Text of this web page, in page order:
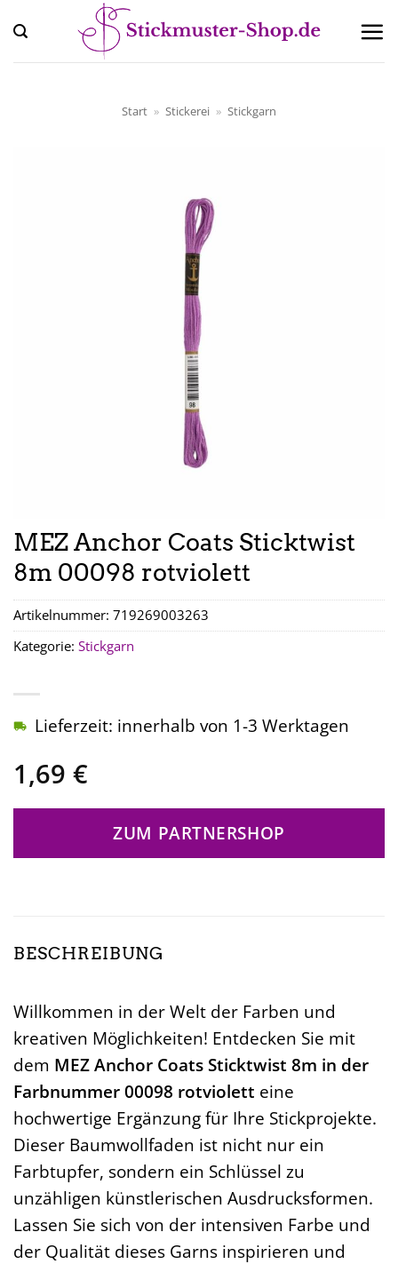
Inhalt
springen
Start » Stickerei » Stickgarn
MEZ Anchor Coats Sticktwist
8m 00098 rotviolett
1,69 €
Lieferzeit: innerhalb von 1-3 Werktagen
ZUM PARTNERSHOP
Artikelnummer: 719269003263
Kategorie: Stickgarn
BESCHREIBUNG
Willkommen in der Welt der Farben und
kreativen Möglichkeiten! Entdecken Sie mit
dem MEZ Anchor Coats Sticktwist 8m in der
Farbnummer 00098 rotviolett eine
hochwertige Ergänzung für Ihre Stickprojekte.
Dieser Baumwollfaden ist nicht nur ein
Farbtupfer, sondern ein Schlüssel zu
unzähligen künstlerischen Ausdrucksformen.
Lassen Sie sich von der intensiven Farbe und
der Qualität dieses Garns inspirieren und